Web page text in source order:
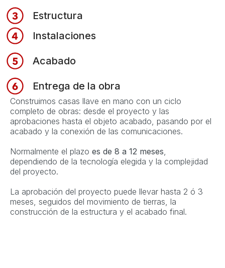
Estructura
Instalaciones
Acabado
Entrega de la obra
Construimos casas llave en mano con un ciclo
completo de obras: desde el proyecto y las
aprobaciones hasta el objeto acabado, pasando por el
acabado y la conexión de las comunicaciones.
Normalmente el plazo es de 8 a 12 meses,
dependiendo de la tecnología elegida y la complejidad
del proyecto.
La aprobación del proyecto puede llevar hasta 2 ó 3
meses, seguidos del movimiento de tierras, la
construcción de la estructura y el acabado final.